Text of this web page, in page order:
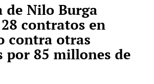
de Nilo Burga
contratos en
contra otras
por 85 millones de